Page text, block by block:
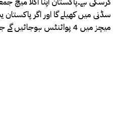
میچز میں 4 پوائنٹس ہوجائیں گے جبکہ جنوبی